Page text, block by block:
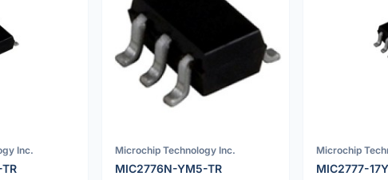
Inc. Microchip Technology Inc.
MIC2776N-YM5-TR
Microchip
MIC2777-